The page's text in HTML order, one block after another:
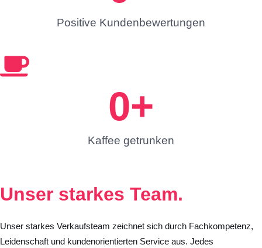
Positive Kundenbewertungen
Kaffee getrunken
0+
Unser starkes Team.
Unser starkes Verkaufsteam zeichnet sich durch Fachkompetenz,
Leidenschaft und kundenorientierten Service aus. Jedes